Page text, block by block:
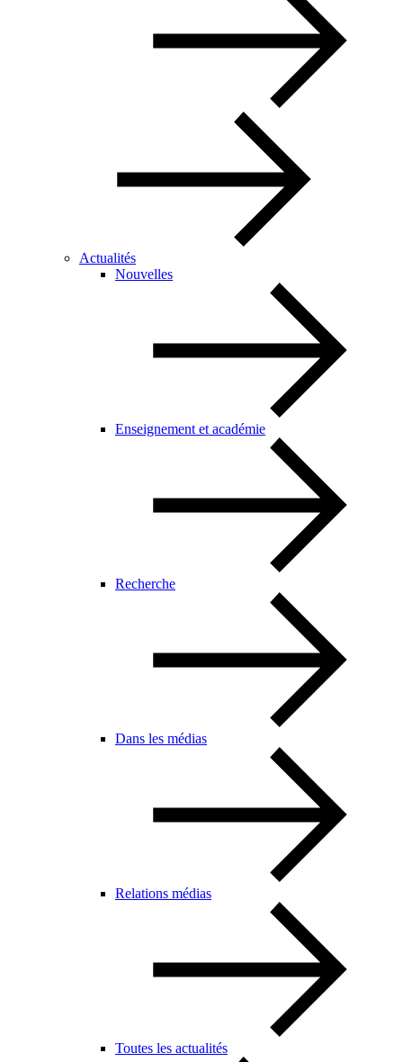
Actualités
Nouvelles
Enseignement et académie
Recherche
Dans les médias
Relations médias
Toutes les actualités